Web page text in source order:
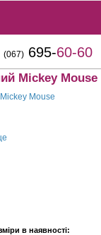
(067) 695-60-60
Mickey Mouse
в наявності: